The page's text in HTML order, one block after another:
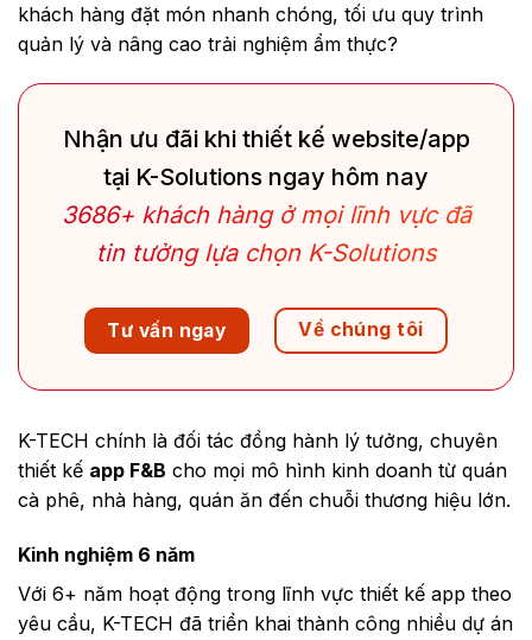
khách hàng đặt món nhanh chóng, tối ưu quy trình
quản lý và nâng cao trải nghiệm ẩm thực?
Nhận ưu đãi khi thiết kế website/app
tại K-Solutions ngay hôm nay
3686+ khách hàng ở mọi lĩnh vực đã
tin tưởng lựa chọn K-Solutions
Tư vấn ngay Về chúng tôi
K-TECH chính là đối tác đồng hành lý tưởng, chuyên
thiết kế app F&B cho mọi mô hình kinh doanh từ quán
cà phê, nhà hàng, quán ăn đến chuỗi thương hiệu lớn.
Kinh nghiệm 6 năm
Với 6+ năm hoạt động trong lĩnh vực thiết kế app theo
yêu cầu, K-TECH đã triển khai thành công nhiều dự án